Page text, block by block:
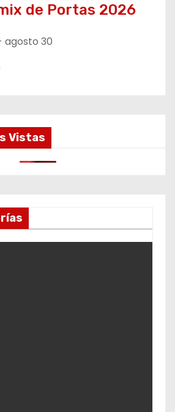
de Portas 2026
agosto 30
Vistas